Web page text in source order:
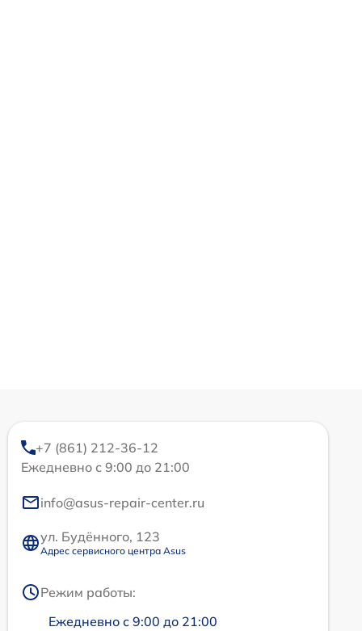
+7 (861) 212-36-12
Ежедневно с 9:00 до 21:00
info@asus-repair-center.ru
ул. Будённого, 123
Адрес сервисного центра Asus
Режим работы:
Ежедневно с 9:00 до 21:00